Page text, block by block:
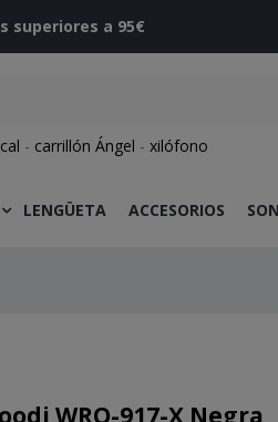
superiores a 95€
- carrillón Ángel - xilófono
LENGÜETA ACCESORIOS
WRO-917-X Negra